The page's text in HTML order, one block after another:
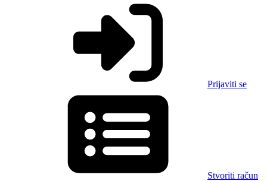
Prijaviti se
Stvoriti račun